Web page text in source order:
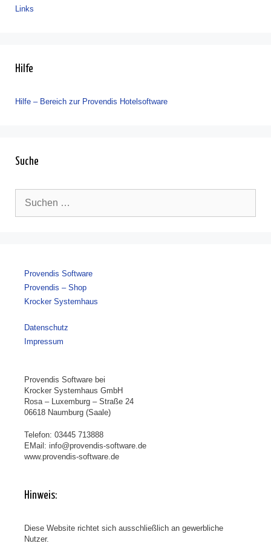
Links
Hilfe
Hilfe – Bereich zur Provendis Hotelsoftware
Suche
nach:
Provendis Software
Provendis – Shop
Krocker Systemhaus
Datenschutz
Impressum
Provendis Software bei
Krocker Systemhaus GmbH
Rosa – Luxemburg – Straße 24
06618 Naumburg (Saale)
Telefon: 03445 713888
EMail: info@provendis-software.de
www.provendis-software.de
Hinweis:
Diese Website richtet sich ausschließlich an gewerbliche
Nutzer.